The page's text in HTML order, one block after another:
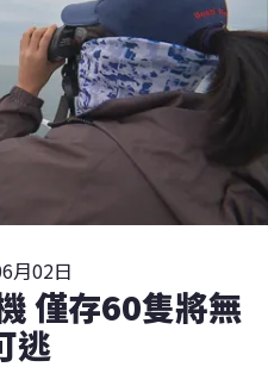
月02日
僅存60隻將無
逃